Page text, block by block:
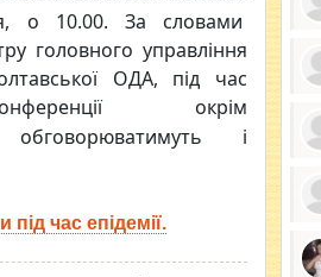
о 10.00. За словами
головного управління
ОДА, під час
окрім
обговорюватимуть і
під час епідемії.
за